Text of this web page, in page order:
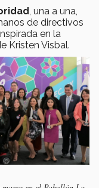
, una a una,
de directivos
en la
Kristen Visbal.